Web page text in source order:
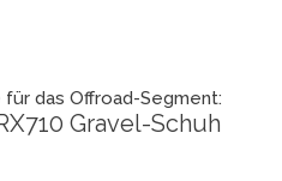
das Offroad-Segment:
Gravel-Schuh